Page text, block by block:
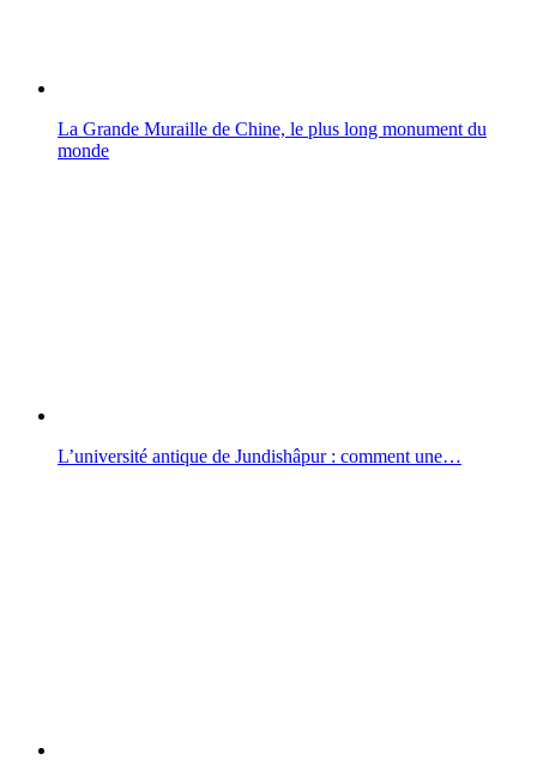
La Grande Muraille de Chine, le plus long monument du
monde
L’université antique de Jundishâpur : comment une…